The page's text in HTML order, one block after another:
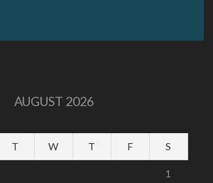
AUGUST 2026
T W T F S
1